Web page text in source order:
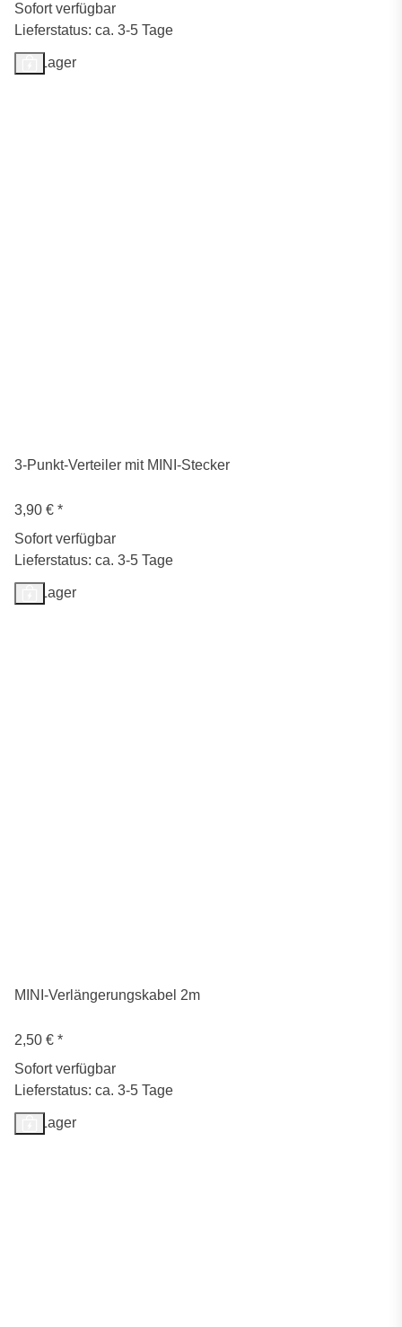
Sofort verfügbar
Lieferstatus: ca. 3-5 Tage
Auf Lager
3-Punkt-Verteiler mit MINI-Stecker
3,90 € *
Sofort verfügbar
Lieferstatus: ca. 3-5 Tage
Auf Lager
MINI-Verlängerungskabel 2m
2,50 € *
Sofort verfügbar
Lieferstatus: ca. 3-5 Tage
Auf Lager